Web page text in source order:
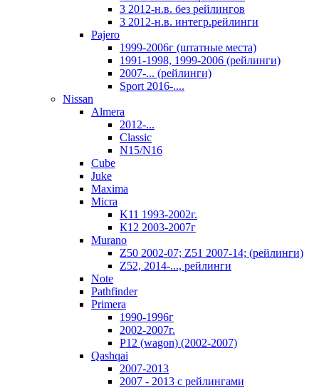
3 2012-н.в. без рейлингов
3 2012-н.в. интегр.рейлинги
Pajero
1999-2006г (штатные места)
1991-1998, 1999-2006 (рейлинги)
2007-... (рейлинги)
Sport 2016-....
Nissan
Almera
2012-...
Classic
N15/N16
Cube
Juke
Maxima
Micra
K11 1993-2002г.
К12 2003-2007г
Murano
Z50 2002-07; Z51 2007-14; (рейлинги)
Z52, 2014-..., рейлинги
Note
Pathfinder
Primera
1990-1996г
2002-2007г.
P12 (wagon) (2002-2007)
Qashqai
2007-2013
2007 - 2013 с рейлингами